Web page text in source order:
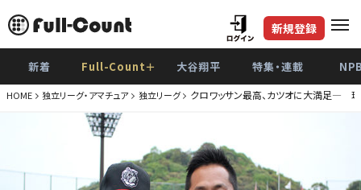
新規登録
新着 Full-Count＋ 大谷翔平 特集・連載
HOME 独立リーグ・アマチュア 独立リーグ クロワッサン最高、カツオに大満足―